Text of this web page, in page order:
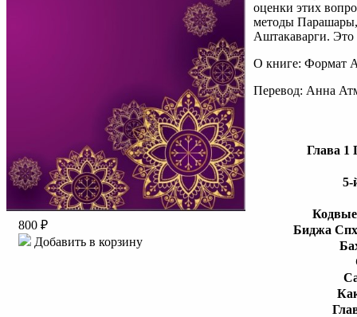
800 ₽
Добавить в корзину
оценки этих
методы
Аштакаварги. Это
О книге: Формат
Перевод: Анна
Глава 1
5-
Биджа